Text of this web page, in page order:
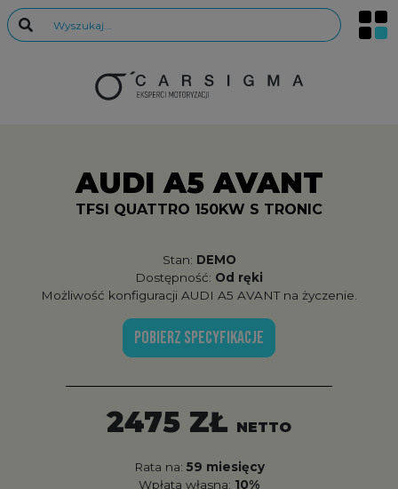
AUDI A5 AVANT
TFSI QUATTRO 150KW S TRONIC
Stan: DEMO
Dostępność: Od ręki
Możliwość konfiguracji AUDI A5 AVANT na życzenie.
POBIERZ SPECYFIKACJE
2475 ZŁ NETTO
Rata na: 59 miesięcy
Wpłata własna: 10%